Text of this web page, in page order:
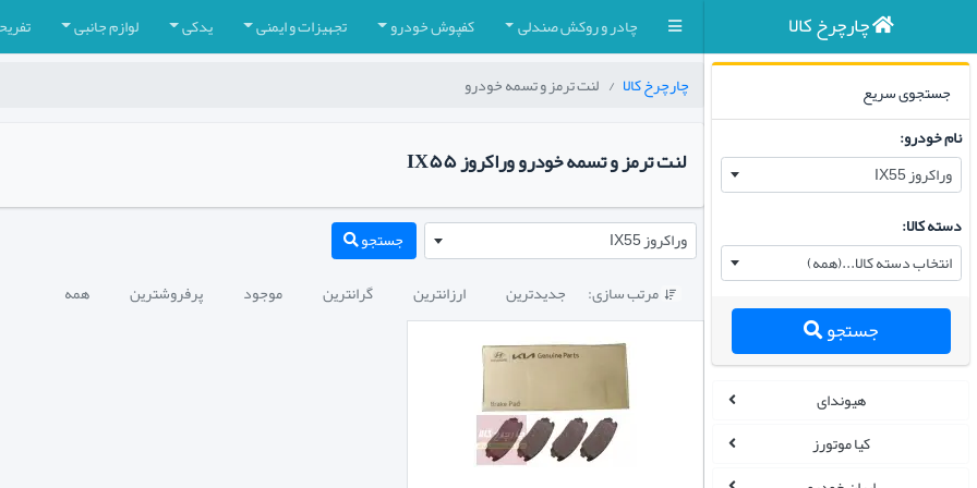
چادر و روکش صندلی کفپوش خودرو تجهیزات و ایمنی یدکی لوازم جانبی چارچرخ کالا
جستجوی سریع
نام خودرو:
وراکروز IX55
دسته کالا:
انتخاب دسته کالا...(همه)
جستجو
هیوندای
کیا موتورز
چارچرخ کالا لنت ترمز و تسمه خودرو
لنت ترمز و تسمه خودرو وراکروز IX۵۵
وراکروز IX55 جستجو
 مرتب سازی: جدیدترین ارزانترین گرانترین موجود پرفروشترین همه